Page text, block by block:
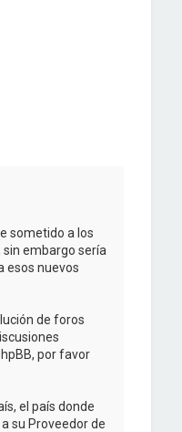
sometido a los
embargo sería
esos nuevos
de foros
por favor
el país donde
su Proveedor de